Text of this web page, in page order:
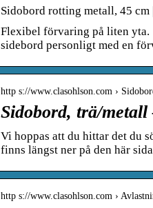
Sidobord rotting metall, 45 cm
Flexibel förvaring på liten yta.
sidebord personligt med en
http s://www.clasohlson.com ›
Sidobord, trä/metall
Vi hoppas att du hittar det du
finns längst ner på den här
http s://www.clasohlson.com ›